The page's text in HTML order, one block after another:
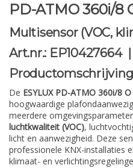
PD-ATMO 360i/8
Multisensor (VOC,
Art.nr.: EP10427664
Productomschrijving
De ESYLUX PD-ATMO 360i/8
hoogwaardige
meerdere
luchtkwaliteit (VOC),
licht en aanwezigheid. Deze
professionele KNX-installaties
klimaat- en